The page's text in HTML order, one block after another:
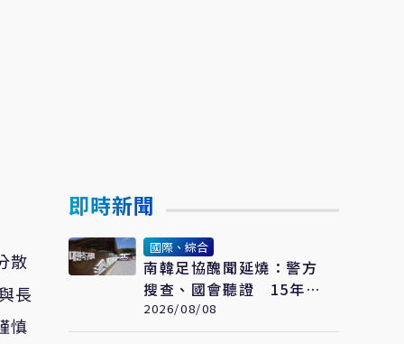
散
長
慎
即時新聞
國際、綜合
南韓足協醜聞延燒：警方
搜查、國會聽證 15年前
「不當招待」疑雲重見天
日
2026/08/08